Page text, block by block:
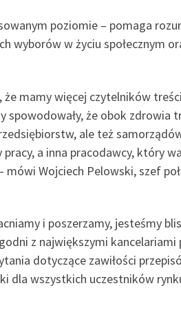
poziomie – pomaga
wyborów w życiu społecznym
mamy więcej czytelników
że obok zdrowia
ale też
a inna pracodawcy, który
Wojciech Pelowski, szef
i poszerzamy, jesteśmy
z największymi
dotyczące zawiłości
dla wszystkich uczestników